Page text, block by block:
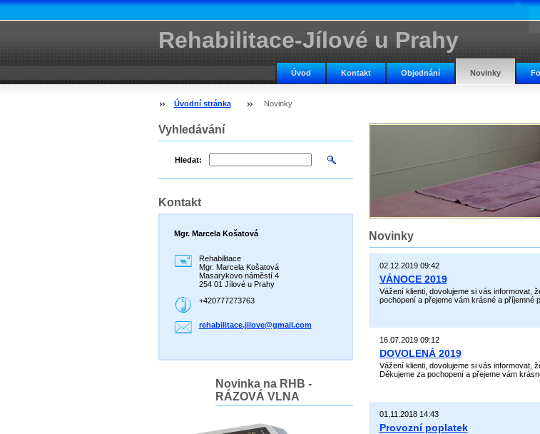
Rehabilitace-Jílové u Prahy
Úvod Kontakt Objednání Novinky
Úvodní stránka Novinky
Novinky
02.12.2019 09:42
VÁNOCE 2019
Vážení klienti, dovolujeme si vás informovat,
pochopení a přejeme vám krásné a příjemné
16.07.2019 09:12
DOVOLENÁ 2019
Vážení klienti, dovolujeme si vás informovat,
Děkujeme za pochopení a přejeme vám
01.11.2018 14:43
Provozní poplatek
Vyhledávání
Hledat:
Kontakt
Mgr. Marcela Košatová
Rehabilitace
Mgr. Marcela Košatová
Masarykovo náměstí 4
254 01 Jílové u Prahy
+420777273763
rehabilitace.jilove@gmail.com
Novinka na RHB -
RÁZOVÁ VLNA